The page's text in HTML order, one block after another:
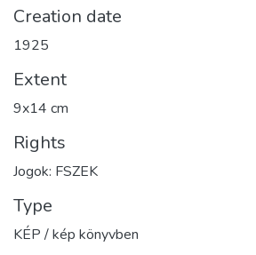
Creation date
1925
Extent
9x14 cm
Rights
Jogok: FSZEK
Type
KÉP / kép könyvben